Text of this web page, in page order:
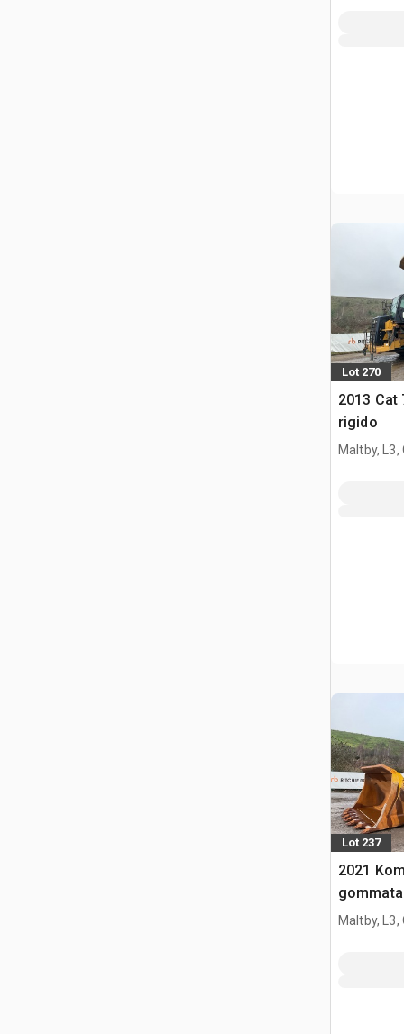
Lot 270
2013 Cat
rigido
Maltby, L3,
Lot 237
2021
gommata
Maltby, L3,